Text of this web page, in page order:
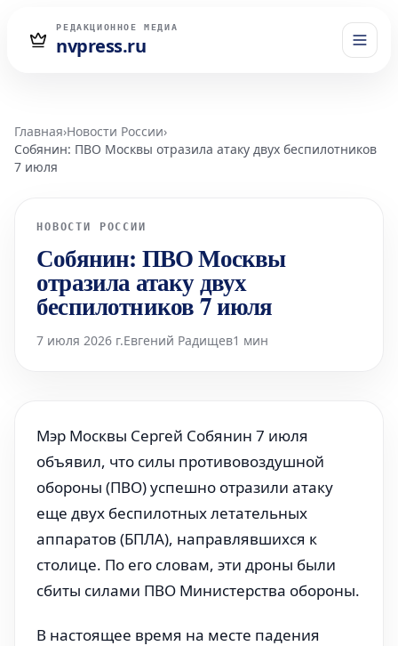
РЕДАКЦИОННОЕ МЕДИА
nvpress.ru
Главная›Новости России›
Собянин: ПВО Москвы отразила атаку двух беспилотников
7 июля
НОВОСТИ РОССИИ
Собянин: ПВО Москвы
отразила атаку двух
беспилотников 7 июля
7 июля 2026 г.Евгений Радищев1 мин
Мэр Москвы Сергей Собянин 7 июля
объявил, что силы противовоздушной
обороны (ПВО) успешно отразили атаку
еще двух беспилотных летательных
аппаратов (БПЛА), направлявшихся к
столице. По его словам, эти дроны были
сбиты силами ПВО Министерства обороны.
В настоящее время на месте падения